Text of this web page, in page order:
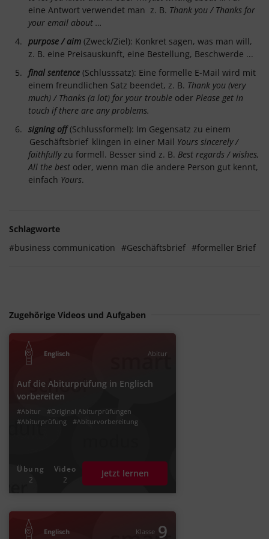
eine Antwort verwendet man z. B. Thank you / Thanks for
your email about …
purpose / aim (Zweck/Ziel): Konkret sagen, was man will,
z. B. eine Preisauskunft, eine Bestellung, Beschwerde ...
final sentence (Schlusssatz): Eine formelle E-Mail wird mit
einem freundlichen Satz beendet, z. B. Thank you (very
much) / Thanks (a lot) for your troubleoder Please get in
touch if there are any problems.
signing off (Schlussformel): Im Gegensatz zu einem
Geschäftsbrief klingen in einer Mail Yours sincerely /
faithfullyzu formell. Besser sind z. B. Best regards / wishes,
All the bestoder, wenn man die andere Person gut kennt,
einfach Yours.
Schlagworte
#business communication #Geschäftsbrief #formeller Brief
Zugehörige Videos und Aufgaben
Englisch Abitur
Auf die Abiturprüfung in Englisch
vorbereiten
#Abitur
#Original Abiturprüfungen
#Abiturprüfung
#Abiturvorbereitung
Übung
2
Video
2
Jetzt lernen
Englisch Klasse 9